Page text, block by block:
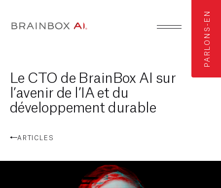
PARLONS-EN
Le CTO de BrainBox AI sur
l’avenir de l’IA et du
développement durable
ARTICLES